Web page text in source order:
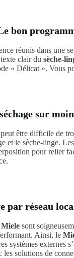
bon
réunis dans une
clair dusèche-
« Délicat ». Vous
sur
être difficile de
et le sèche-linge.
pour relier
par réseau
Miele sont
Ainsi, le
systèmes externes
solutions de